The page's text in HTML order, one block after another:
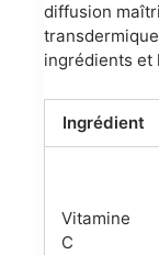
diffusion
ingrédients et
Ingrédient
Vitamine
C